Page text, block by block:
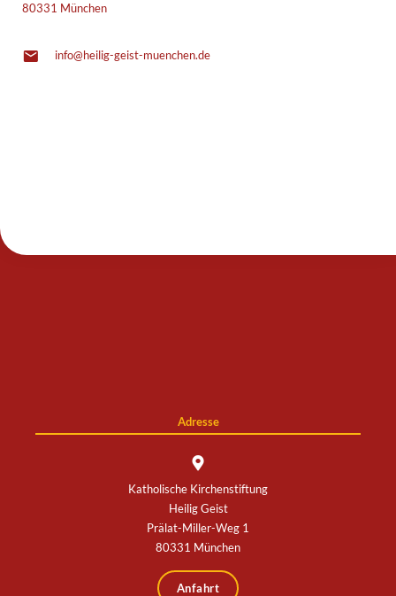
80331 München
info@heilig-geist-muenchen.de
Adresse
Katholische Kirchenstiftung
Heilig Geist
Prälat-Miller-Weg 1
80331 München
Anfahrt